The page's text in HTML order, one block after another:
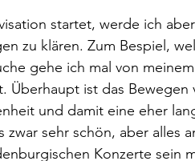
startet, werde ich
zu klären. Zum Bespiel,
gehe ich mal von
Überhaupt ist das
und damit eine eher
zwar sehr schön, aber alles
Konzerte sein